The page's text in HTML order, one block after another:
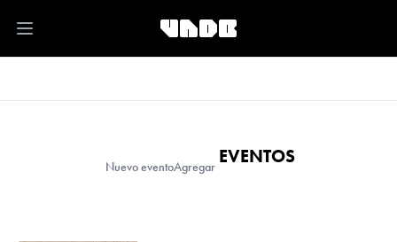
Open main menu
Nuevo eventoAgregar EVENTOS